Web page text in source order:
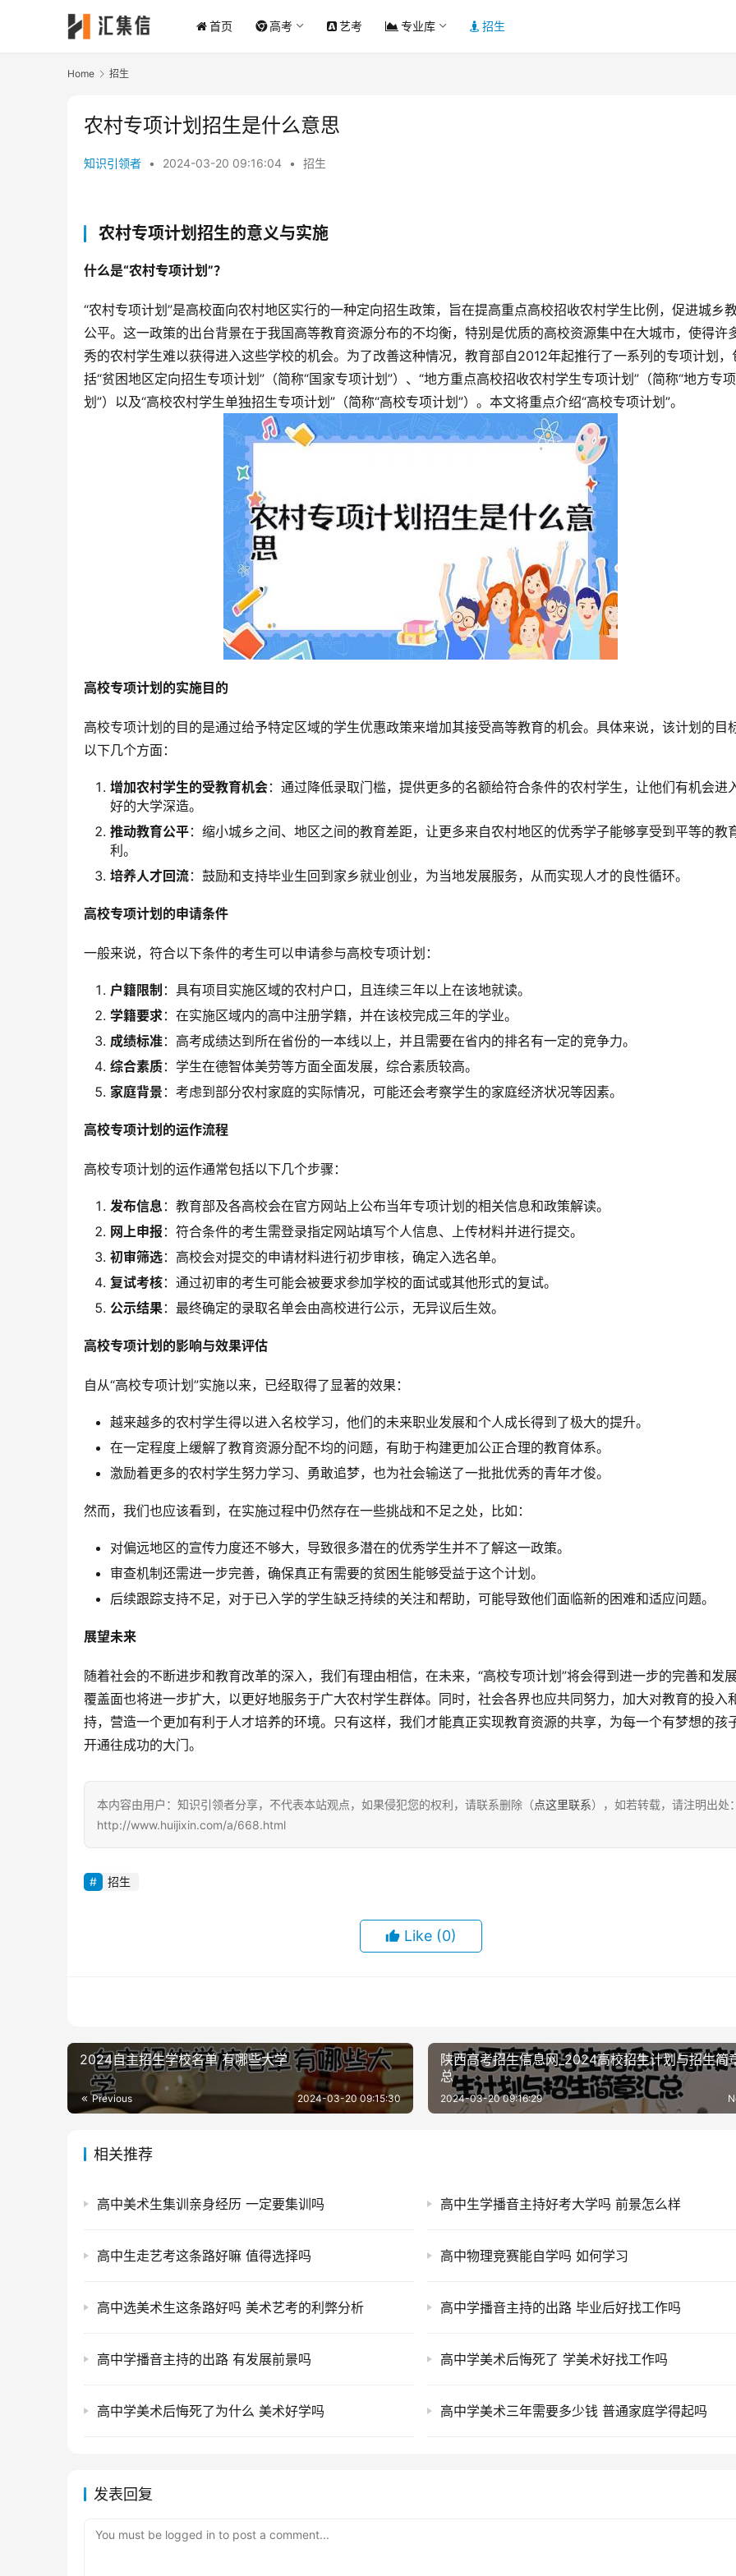
首页 高考 艺考 专业库 招生
Home 招生
农村专项计划招生是什么意思
知识引领者 • 2024-03-20 09:16:04 • 招生
农村专项计划招生的意义与实施
什么是“农村专项计划”？
“农村专项计划”是高校面向农村地区实行的一种定向招生政策，旨在提高重点高校招收农村学生比例，促进城乡
公平。这一政策的出台背景在于我国高等教育资源分布的不均衡，特别是优质的高校资源集中在大城市，使得许
秀的农村学生难以获得进入这些学校的机会。为了改善这种情况，教育部自2012年起推行了一系列的专项计划，
括“贫困地区定向招生专项计划”（简称“国家专项计划”）、“地方重点高校招收农村学生专项计划”（简称“地方专
划”）以及“高校农村学生单独招生专项计划”（简称“高校专项计划”）。本文将重点介绍“高校专项计划”。
高校专项计划的实施目的
高校专项计划的目的是通过给予特定区域的学生优惠政策来增加其接受高等教育的机会。具体来说，该计划的目
以下几个方面：
增加农村学生的受教育机会：通过降低录取门槛，提供更多的名额给符合条件的农村学生，让他们有机会进
好的大学深造。
推动教育公平：缩小城乡之间、地区之间的教育差距，让更多来自农村地区的优秀学子能够享受到平等的教
利。
培养人才回流：鼓励和支持毕业生回到家乡就业创业，为当地发展服务，从而实现人才的良性循环。
高校专项计划的申请条件
一般来说，符合以下条件的考生可以申请参与高校专项计划：
户籍限制 ：具有项目实施区域的农村户口，且连续三年以上在该地就读。
学籍要求：在实施区域内的高中注册学籍，并在该校完成三年的学业。
成绩标准：高考成绩达到所在省份的一本线以上，并且需要在省内的排名有一定的竞争力。
综合素质：学生在德智体美劳等方面全面发展，综合素质较高。
家庭背景 ：考虑到部分农村家庭的实际情况，可能还会考察学生的家庭经济状况等因素。
高校专项计划的运作流程
高校专项计划的运作通常包括以下几个步骤：
发布信息：教育部及各高校会在官方网站上公布当年专项计划的相关信息和政策解读。
网上申报 ：符合条件的考生需登录指定网站填写个人信息、上传材料并进行提交。
初审筛选：高校会对提交的申请材料进行初步审核，确定入选名单。
复试考核：通过初审的考生可能会被要求参加学校的面试或其他形式的复试。
公示结果：最终确定的录取名单会由高校进行公示，无异议后生效。
高校专项计划的影响与效果评估
自从“高校专项计划”实施以来，已经取得了显著的效果：
越来越多的农村学生得以进入名校学习，他们的未来职业发展和个人成长得到了极大的提升。
在一定程度上缓解了教育资源分配不均的问题，有助于构建更加公正合理的教育体系。
激励着更多的农村学生努力学习、勇敢追梦，也为社会输送了一批批优秀的青年才俊。
然而，我们也应该看到，在实施过程中仍然存在一些挑战和不足之处，比如：
对偏远地区的宣传力度还不够大，导致很多潜在的优秀学生并不了解这一政策。
审查机制还需进一步完善，确保真正有需要的贫困生能够受益于这个计划。
后续跟踪支持不足，对于已入学的学生缺乏持续的关注和帮助，可能导致他们面临新的困难和适应问题。
展望未来
随着社会的不断进步和教育改革的深入，我们有理由相信，在未来，“高校专项计划”将会得到进一步的完善和发展
覆盖面也将进一步扩大，以更好地服务于广大农村学生群体。同时，社会各界也应共同努力，加大对教育的投入
持，营造一个更加有利于人才培养的环境。只有这样，我们才能真正实现教育资源的共享，为每一个有梦想的孩
开通往成功的大门。
本内容由用户：知识引领者分享，不代表本站观点，如果侵犯您的权利，请联系删除（点这里联系），如若转载，请注明出处：
http://www.huijixin.com/a/668.html
招生
Like (0)
2024自主招生学校名单 有哪些大学
Previous 2024-03-20 09:15:30
陕西高考招生信息网_2024高校招生计划与招生简
总
2024-03-20 09:16:29
相关推荐
高中美术生集训亲身经历 一定要集训吗 高中生学播音主持好考大学吗 前景怎么样
高中生走艺考这条路好嘛 值得选择吗 高中物理竞赛能自学吗 如何学习
高中选美术生这条路好吗 美术艺考的利弊分析 高中学播音主持的出路 毕业后好找工作吗
高中学播音主持的出路 有发展前景吗 高中学美术后悔死了 学美术好找工作吗
高中学美术后悔死了为什么 美术好学吗 高中学美术三年需要多少钱 普通家庭学得起吗
发表回复
You must be logged in to post a comment...